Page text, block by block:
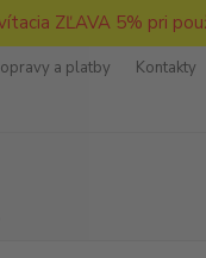
ZĽAVA 5% pri
a platby Kontakty